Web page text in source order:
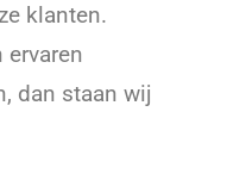
klanten.
ervaren
dan staan wij